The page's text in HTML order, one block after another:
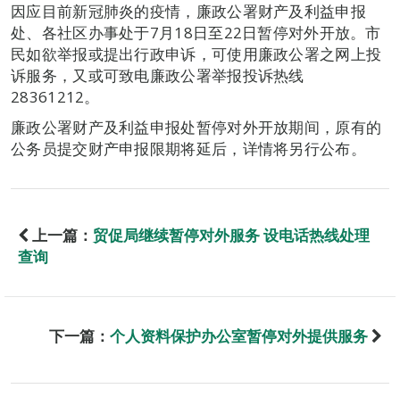
因应目前新冠肺炎的疫情，廉政公署财产及利益申报
处、各社区办事处于7月18日至22日暂停对外开放。市
民如欲举报或提出行政申诉，可使用廉政公署之网上投
诉服务，又或可致电廉政公署举报投诉热线
28361212。
廉政公署财产及利益申报处暂停对外开放期间，原有的
公务员提交财产申报限期将延后，详情将另行公布。
上一篇： 贸促局继续暂停对外服务 设电话热线处理
查询
下一篇： 个人资料保护办公室暂停对外提供服务